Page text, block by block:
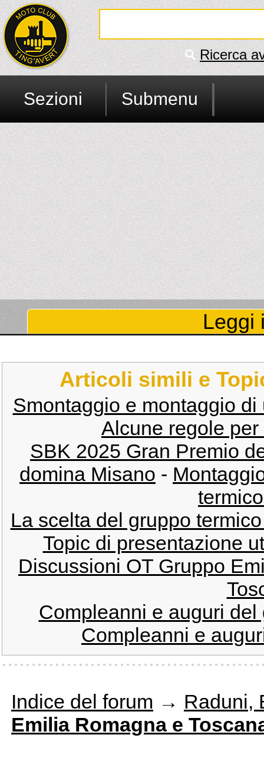
Ricerca
Sezioni Submenu
Leggi
Articoli simili e
Smontaggio e montaggio
Alcune regole
SBK 2025 Gran Premio
domina Misano -
La scelta del gruppo
Topic di presentazione
Discussioni OT Gruppo
Compleanni e auguri
Compleanni e
Indice del forum → Raduni,
Emilia Romagna e